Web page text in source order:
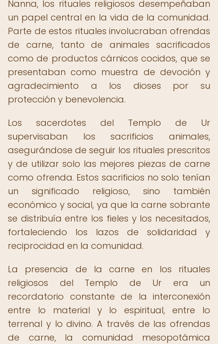
Nanna, los rituales religiosos desempeñaban
un papel central en la vida de la comunidad.
Parte de estos rituales involucraban ofrendas
de carne, tanto de animales sacrificados
como de productos cárnicos cocidos, que se
presentaban como muestra de devoción y
agradecimiento a los dioses por su
protección y benevolencia.
Los sacerdotes del Templo de Ur
supervisaban los sacrificios animales,
asegurándose de seguir los rituales prescritos
y de utilizar solo las mejores piezas de carne
como ofrenda. Estos sacrificios no solo tenían
un significado religioso, sino también
económico y social, ya que la carne sobrante
se distribuía entre los fieles y los necesitados,
fortaleciendo los lazos de solidaridad y
reciprocidad en la comunidad.
La presencia de la carne en los rituales
religiosos del Templo de Ur era un
recordatorio constante de la interconexión
entre lo material y lo espiritual, entre lo
terrenal y lo divino. A través de las ofrendas
de carne, la comunidad mesopotámica